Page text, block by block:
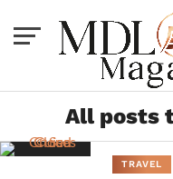
All posts
TRAVEL